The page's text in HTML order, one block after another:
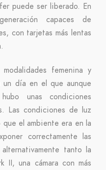
puede ser liberado. En
capaces de
con tarjetas más lentas
femenina y
un día en el que aunque
unas condiciones
Las condiciones de luz
que el ambiente era en la
correctamente las
tanto la
II, una cámara con más